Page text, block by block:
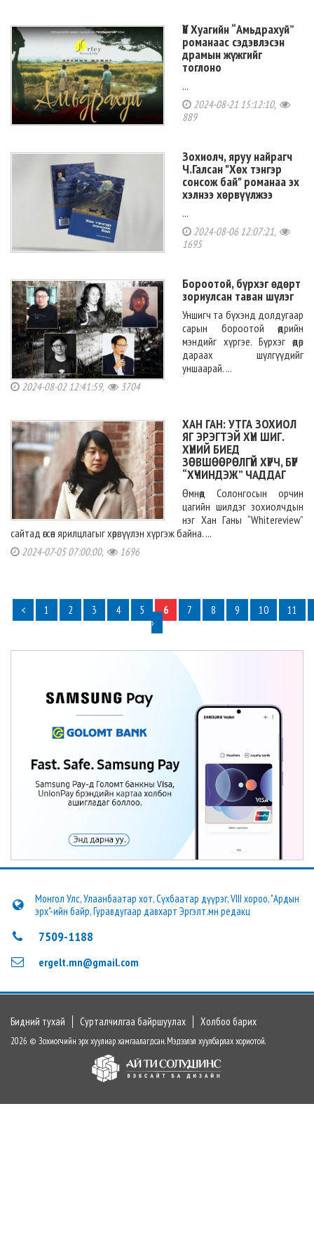
Үй Хуагийн “Амьдрахуй”
романаас сэдэвлэсэн
драмын жүжгийг
тоглоно
...
2024-08-21 15:12:10,
889
Зохиолч, яруу найрагч
Ч.Галсан "Хөх тэнгэр
сонсож бай" романаа эх
хэлнээ хөрвүүлжээ
...
2024-08-06 12:07:21,
1695
Бороотой, бүрхэг өдөрт
зориулсан таван шүлэг
Уншигч та бүхэнд долдугаар
сарын бороотой өдрийн
мэндийг хүргэе. Бүрхэг өдөр
дараах шүлгүүдийг
уншаарай. ...
2024-08-02 12:41:59, 3704
ХАН ГАН: УТГА ЗОХИОЛ
ЯГ ЭРЭГТЭЙ ХҮН ШИГ.
ХҮНИЙ БИЕД
ЗӨВШӨӨРӨЛГҮЙ ХҮРЧ, БҮР
“ХҮЧИНДЭЖ” ЧАДДАГ
Өмнөд Солонгосын орчин
цагийн шилдэг зохиолчдын
нэг Хан Ганы “Whitereview”
сайтад өгсөн ярилцлагыг хөрвүүлэн хүргэж байна. ...
2024-07-05 07:00:00, 1696
< 1 2 3 4 5 6 7 8 9 10
11
›
Монгол Улс, Улаанбаатар хот, Сүхбаатар дүүрэг, VIII хороо, "Ардын
эрх"-ийн байр, Гуравдугаар давхарт Эргэлт.мн редакц
7509-1188
ergelt.mn@gmail.com
Бидний тухай Сурталчилгаа байршуулах Холбоо барих
2026 © Зохиогчийн эрх хуулиар хамгаалагдсан. Мэдээлэл хуулбарлах хориотой.